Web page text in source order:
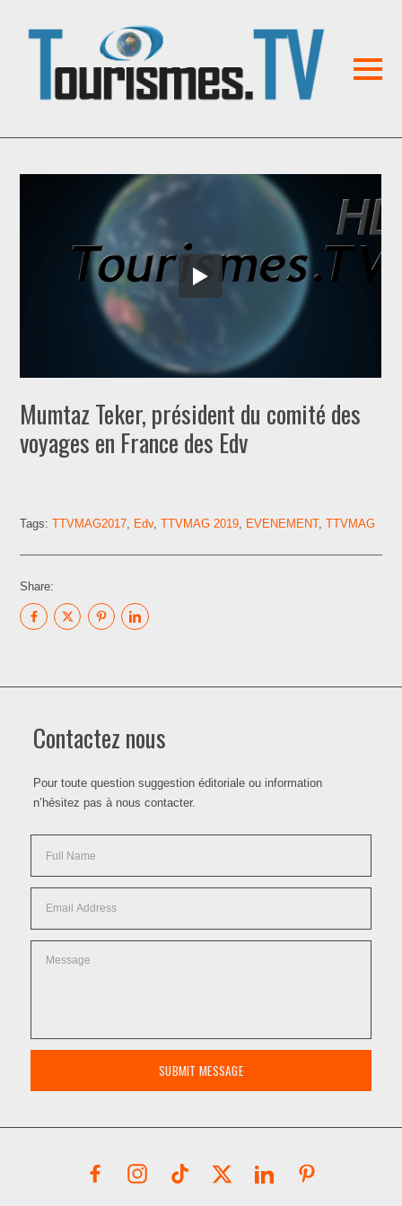
Mumtaz Teker, président du comité des
voyages en France des Edv
Tags:TTVMAG2017 Edv,TTVMAG 2019 EVENEMENT,TTVMAG
Share:
Contactez nous
Pour toute question suggestion éditoriale ou information
n’hésitez pas à nous contacter.
SUBMIT MESSAGE